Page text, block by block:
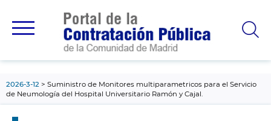
principal
2026-3-12
Suministro de Monitores multiparametricos para el Servicio
de Neumología del Hospital Universitario Ramón y Cajal.